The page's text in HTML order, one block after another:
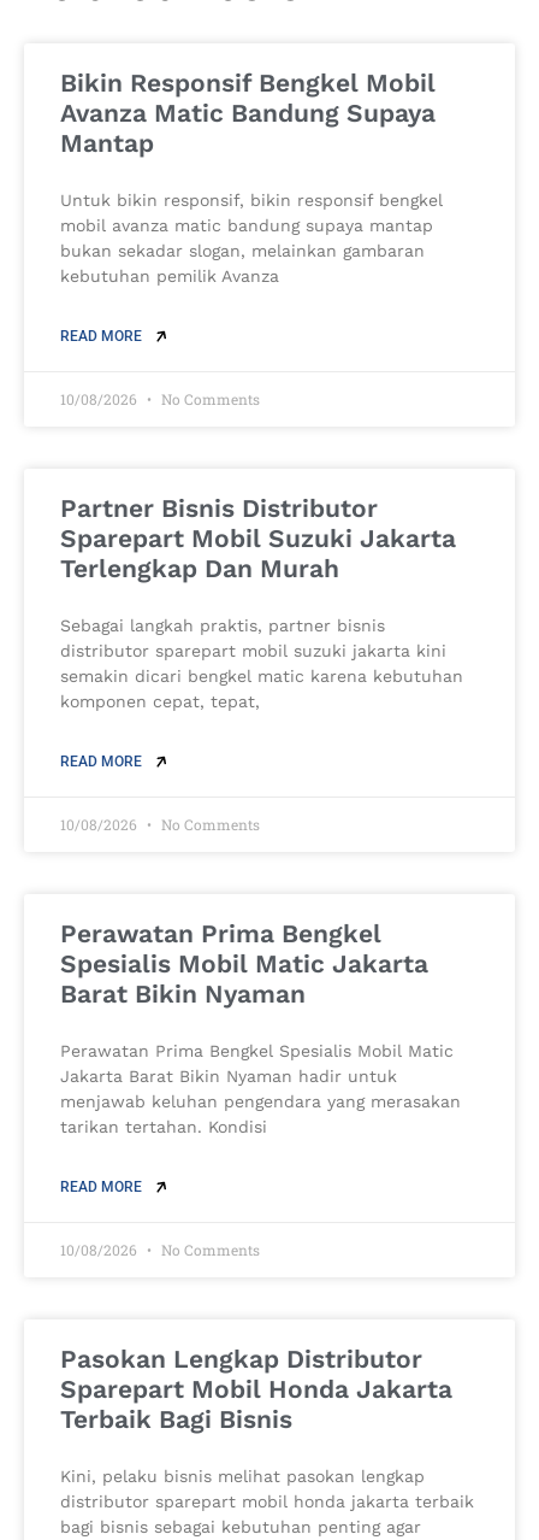
Bikin Responsif Bengkel Mobil
Avanza Matic Bandung Supaya
Mantap
Untuk bikin responsif, bikin responsif bengkel
mobil avanza matic bandung supaya mantap
bukan sekadar slogan, melainkan gambaran
kebutuhan pemilik Avanza
READ MORE
10/08/2026 No Comments
Partner Bisnis Distributor
Sparepart Mobil Suzuki Jakarta
Terlengkap Dan Murah
Sebagai langkah praktis, partner bisnis
distributor sparepart mobil suzuki jakarta kini
semakin dicari bengkel matic karena kebutuhan
komponen cepat, tepat,
READ MORE
10/08/2026 No Comments
Perawatan Prima Bengkel
Spesialis Mobil Matic Jakarta
Barat Bikin Nyaman
Perawatan Prima Bengkel Spesialis Mobil Matic
Jakarta Barat Bikin Nyaman hadir untuk
menjawab keluhan pengendara yang merasakan
tarikan tertahan. Kondisi
READ MORE
10/08/2026 No Comments
Pasokan Lengkap Distributor
Sparepart Mobil Honda Jakarta
Terbaik Bagi Bisnis
Kini, pelaku bisnis melihat pasokan lengkap
distributor sparepart mobil honda jakarta terbaik
bagi bisnis sebagai kebutuhan penting agar